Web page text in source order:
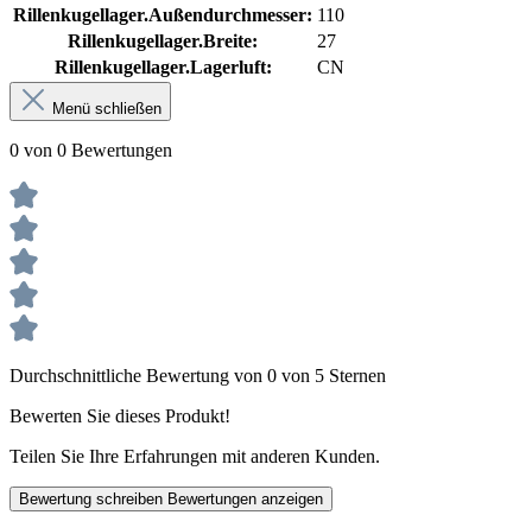
Rillenkugellager.Außendurchmesser: 110
Rillenkugellager.Breite:
27
Rillenkugellager.Lagerluft:
CN
Menü schließen
0 von 0 Bewertungen
Durchschnittliche Bewertung von 0 von 5 Sternen
Bewerten Sie dieses Produkt!
Teilen Sie Ihre Erfahrungen mit anderen Kunden.
Bewertung schreiben Bewertungen anzeigen